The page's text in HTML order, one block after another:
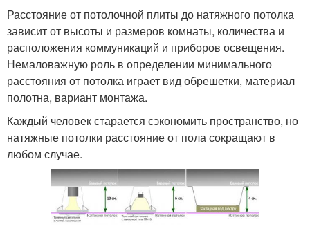
Расстояние от потолочной плиты до натяжного потолка
зависит от высоты и размеров комнаты, количества и
расположения коммуникаций и приборов освещения.
Немаловажную роль в определении минимального
расстояния от потолка играет вид обрешетки, материал
полотна, вариант монтажа.
Каждый человек старается сэкономить пространство, но
натяжные потолки расстояние от пола сокращают в
любом случае.